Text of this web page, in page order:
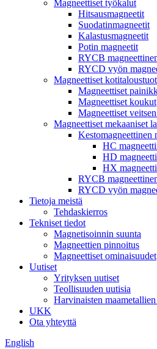
Magneettiset työkalut
Hitsausmagneetit
Suodatinmagneetit
Kalastusmagneetit
Potin magneetit
RYCB
RYCD vyön
Magneettiset
Magneettiset
Magneettiset koukut
Magneettiset
Magneettiset mekaaniset
Kestomagneettinen
HC
HD
HX
RYCB
RYCD vyön
Tietoja meistä
Tehdaskierros
Tekniset tiedot
Magnetisoinnin suunta
Magneettien pinnoitus
Magneettiset ominaisuudet
Uutiset
Yrityksen uutiset
Teollisuuden uutisia
Harvinaisten
UKK
Ota yhteyttä
English